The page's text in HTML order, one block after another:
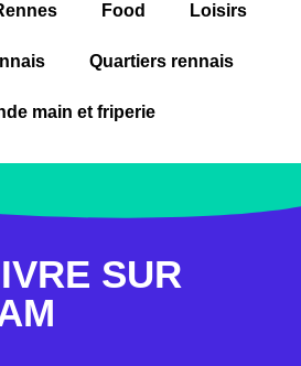
Food Loisirs
Quartiers rennais
main et friperie
SUR